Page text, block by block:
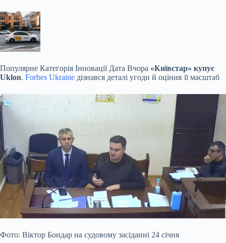
Популярне Категорія Інновації Дата Вчора «Київстар» купує
Uklon. Forbes Ukraine дізнався деталі угоди й оцінив її масштаб
Фото: Віктор Бондар на судовому засіданні 24 січня